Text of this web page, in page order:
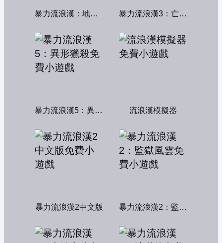
暴力流浪漢：地下秩序 暴力流浪漢3：亡命之徒
暴力流浪漢5：異形獵殺 流浪漢模擬器
暴力流浪漢2中文版 暴力流浪漢2：監獄風雲